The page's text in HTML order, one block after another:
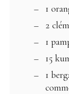
1
2
1
15
1